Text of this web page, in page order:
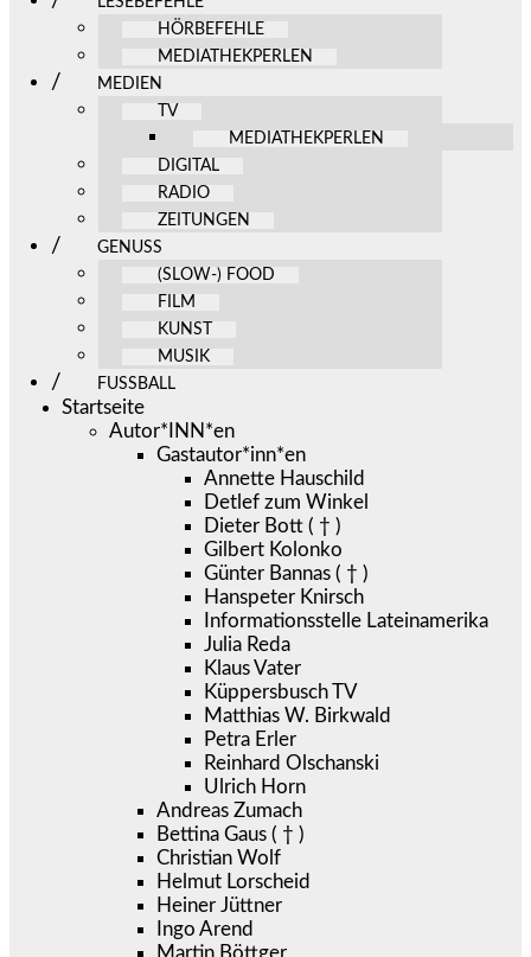
HÖRBEFEHLE
MEDIATHEKPERLEN
MEDIEN
TV
MEDIATHEKPERLEN
DIGITAL
RADIO
ZEITUNGEN
GENUSS
(SLOW-) FOOD
FILM
KUNST
MUSIK
FUSSBALL
Startseite
Autor*INN*en
Gastautor*inn*en
Annette Hauschild
Detlef zum Winkel
Dieter Bott ( † )
Gilbert Kolonko
Günter Bannas ( † )
Hanspeter Knirsch
Informationsstelle Lateinamerika
Julia Reda
Klaus Vater
Küppersbusch TV
Matthias W. Birkwald
Petra Erler
Reinhard Olschanski
Ulrich Horn
Andreas Zumach
Bettina Gaus ( † )
Christian Wolf
Helmut Lorscheid
Heiner Jüttner
Ingo Arend
Martin Böttger